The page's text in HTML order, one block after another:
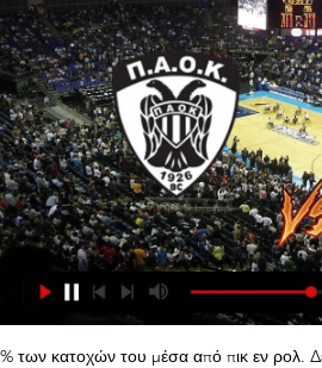
των κατοχών του μέσα από πικ εν ρολ.